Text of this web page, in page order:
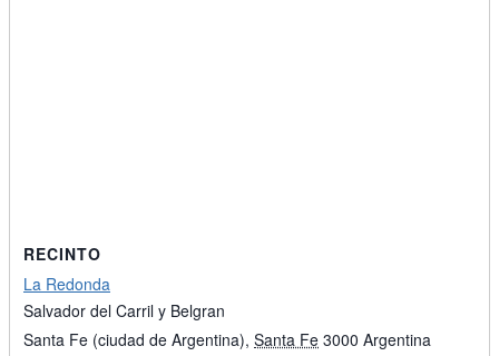
RECINTO
La Redonda
Salvador del Carril y Belgran
Santa Fe (ciudad de Argentina), Santa Fe 3000 Argentina